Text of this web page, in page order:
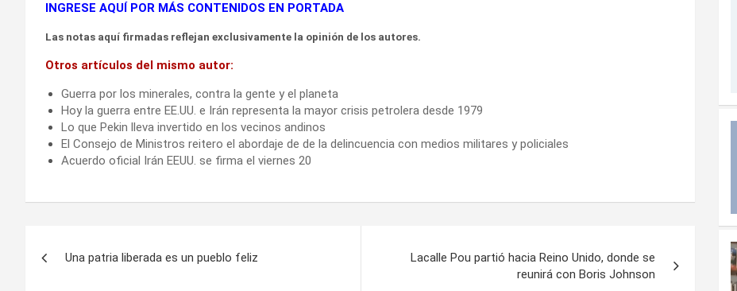
INGRESE AQUÍ POR MÁS CONTENIDOS EN PORTADA
Las notas aquí firmadas reflejan exclusivamente la opinión de los autores.
Otros artículos del mismo autor:
Guerra por los minerales, contra la gente y el planeta
Hoy la guerra entre EE.UU. e Irán representa la mayor crisis petrolera desde 1979
Lo que Pekin lleva invertido en los vecinos andinos
El Consejo de Ministros reitero el abordaje de de la delincuencia con medios militares y policiales
Acuerdo oficial Irán EEUU. se firma el viernes 20
Una patria liberada es un pueblo feliz
Lacalle Pou partió hacia Reino Unido, donde se
reunirá con Boris Johnson